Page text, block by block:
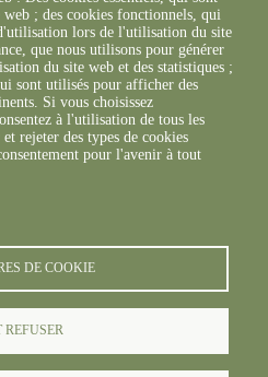
Avignon
90 27 26 70
-Mentions légales
; des cookies fonctionnels, qui
lors de l'utilisation du site
que nous utilisons pour générer
du site web et des statistiques ;
sont utilisés pour afficher des
Si vous choisissez
à l'utilisation de tous les
rejeter des types de cookies
pour l'avenir à tout
DE COOKIE
REFUSER